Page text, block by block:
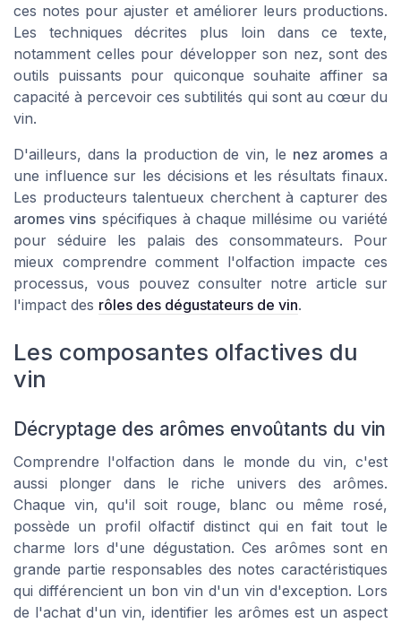
ces notes pour ajuster et améliorer leurs productions.
Les techniques décrites plus loin dans ce texte,
notamment celles pour développer son nez, sont des
outils puissants pour quiconque souhaite affiner sa
capacité à percevoir ces subtilités qui sont au cœur du
vin.
D'ailleurs, dans la production de vin, le nez aromes a
une influence sur les décisions et les résultats finaux.
Les producteurs talentueux cherchent à capturer des
aromes vins spécifiques à chaque millésime ou variété
pour séduire les palais des consommateurs. Pour
mieux comprendre comment l'olfaction impacte ces
processus, vous pouvez consulter notre article sur
l'impact des rôles des dégustateurs de vin.
Les composantes olfactives du
vin
Décryptage des arômes envoûtants du vin
Comprendre l'olfaction dans le monde du vin, c'est
aussi plonger dans le riche univers des arômes.
Chaque vin, qu'il soit rouge, blanc ou même rosé,
possède un profil olfactif distinct qui en fait tout le
charme lors d'une dégustation. Ces arômes sont en
grande partie responsables des notes caractéristiques
qui différencient un bon vin d'un vin d'exception. Lors
de l'achat d'un vin, identifier les arômes est un aspect